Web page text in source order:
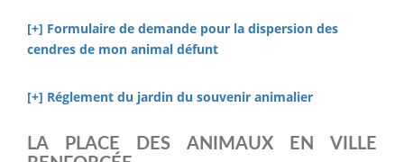
[+] Formulaire de demande pour la dispersion des
cendres de mon animal défunt
[+] Réglement du jardin du souvenir animalier
LA PLACE DES ANIMAUX EN VILLE